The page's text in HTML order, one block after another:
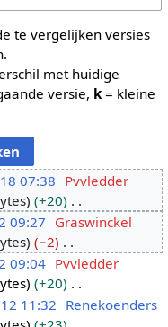
te vergelijken versies
met huidige
versie, k= kleine
07:38 Pvvledder
+20
09:27 Graswinckel
−2
09:04 Pvvledder
+20
11:32 Renekoenders